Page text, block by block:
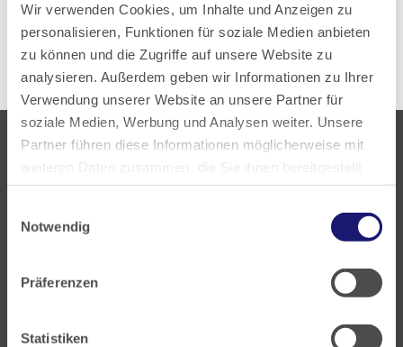
Wir verwenden Cookies, um Inhalte und Anzeigen zu
personalisieren, Funktionen für soziale Medien anbieten
zu können und die Zugriffe auf unsere Website zu
analysieren. Außerdem geben wir Informationen zu Ihrer
Verwendung unserer Website an unsere Partner für
soziale Medien, Werbung und Analysen weiter. Unsere
Partner führen diese Informationen möglicherweise mit
haben oder die sie im Rahmen Ihrer Nutzung der Dienste
Notwendig
Präferenzen
Statistiken
Landesärztekammer Hessen
60314 Frankfurt
Postfach 60 05 66